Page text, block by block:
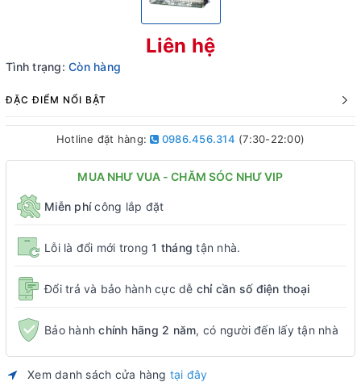
Liên hệ
Tình trạng: Còn hàng
ĐẶC ĐIỂM NỔI BẬT
Hotline đặt hàng: 0986.456.314 (7:30-22:00)
MUA NHƯ VUA - CHĂM SÓC NHƯ VIP
Miễn phícông lắp đặt
Lỗi là đổi mới trong1 tháng tận nhà.
Đổi trả và bảo hành cực dễ chỉ cần số điện thoại
Bảo hànhchính hãng 2 năm, có người đến lấy tận nhà
Xem danh sách cửa hàng tại đây